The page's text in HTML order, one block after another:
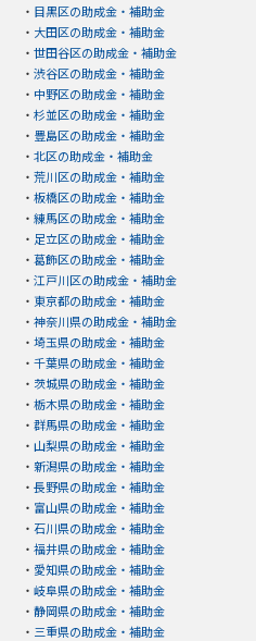
・ 目黒区の助成金・補助金
・ 大田区の助成金・補助金
・ 世田谷区の助成金・補助金
・ 渋谷区の助成金・補助金
・ 中野区の助成金・補助金
・ 杉並区の助成金・補助金
・ 豊島区の助成金・補助金
・ 北区の助成金・補助金
・ 荒川区の助成金・補助金
・ 板橋区の助成金・補助金
・ 練馬区の助成金・補助金
・ 足立区の助成金・補助金
・ 葛飾区の助成金・補助金
・ 江戸川区の助成金・補助金
・ 東京都の助成金・補助金
・ 神奈川県の助成金・補助金
・ 埼玉県の助成金・補助金
・ 千葉県の助成金・補助金
・ 茨城県の助成金・補助金
・ 栃木県の助成金・補助金
・ 群馬県の助成金・補助金
・ 山梨県の助成金・補助金
・ 新潟県の助成金・補助金
・ 長野県の助成金・補助金
・ 富山県の助成金・補助金
・ 石川県の助成金・補助金
・ 福井県の助成金・補助金
・ 愛知県の助成金・補助金
・ 岐阜県の助成金・補助金
・ 静岡県の助成金・補助金
・ 三重県の助成金・補助金